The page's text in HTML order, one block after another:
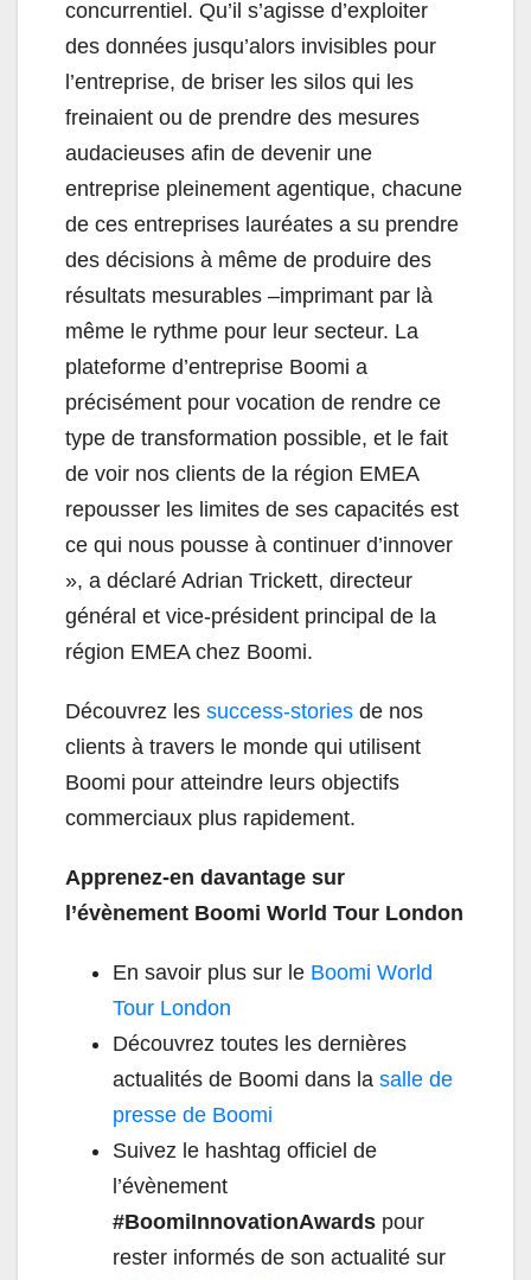
concurrentiel. Qu’il s’agisse d’exploiter
des données jusqu’alors invisibles pour
l’entreprise, de briser les silos qui les
freinaient ou de prendre des mesures
audacieuses afin de devenir une
entreprise pleinement agentique, chacune
de ces entreprises lauréates a su prendre
des décisions à même de produire des
résultats mesurables –imprimant par là
même le rythme pour leur secteur. La
plateforme d’entreprise Boomi a
précisément pour vocation de rendre ce
type de transformation possible, et le fait
de voir nos clients de la région EMEA
repousser les limites de ses capacités est
ce qui nous pousse à continuer d’innover
», a déclaré Adrian Trickett, directeur
général et vice-président principal de la
région EMEA chez Boomi.
Découvrez les success-stories de nos
clients à travers le monde qui utilisent
Boomi pour atteindre leurs objectifs
commerciaux plus rapidement.
Apprenez-en davantage sur
l’évènement Boomi World Tour London
En savoir plus sur le Boomi World
Tour London
Découvrez toutes les dernières
actualités de Boomi dans la salle de
presse de Boomi
Suivez le hashtag officiel de
l’évènement
#BoomiInnovationAwards pour
rester informés de son actualité sur